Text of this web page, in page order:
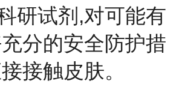
研试剂,对可能有
分的安全防护措
接触皮肤。